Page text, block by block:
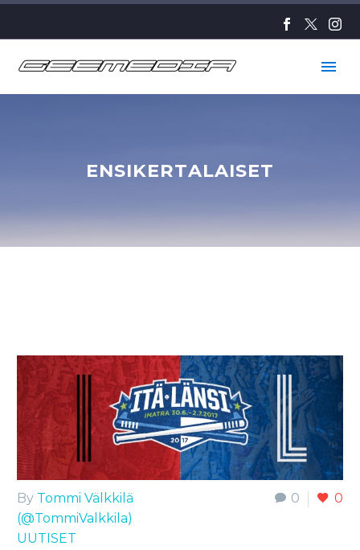
ENSIKERTALAISET
0 0
By Tommi Välkkilä
(@TommiValkkila)
UUTISET